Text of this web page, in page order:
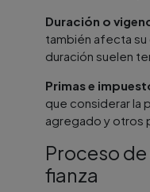
Duración o
también afecta su
duración suelen
Primas e
que considerar la
agregado y otros
Proceso
fianza